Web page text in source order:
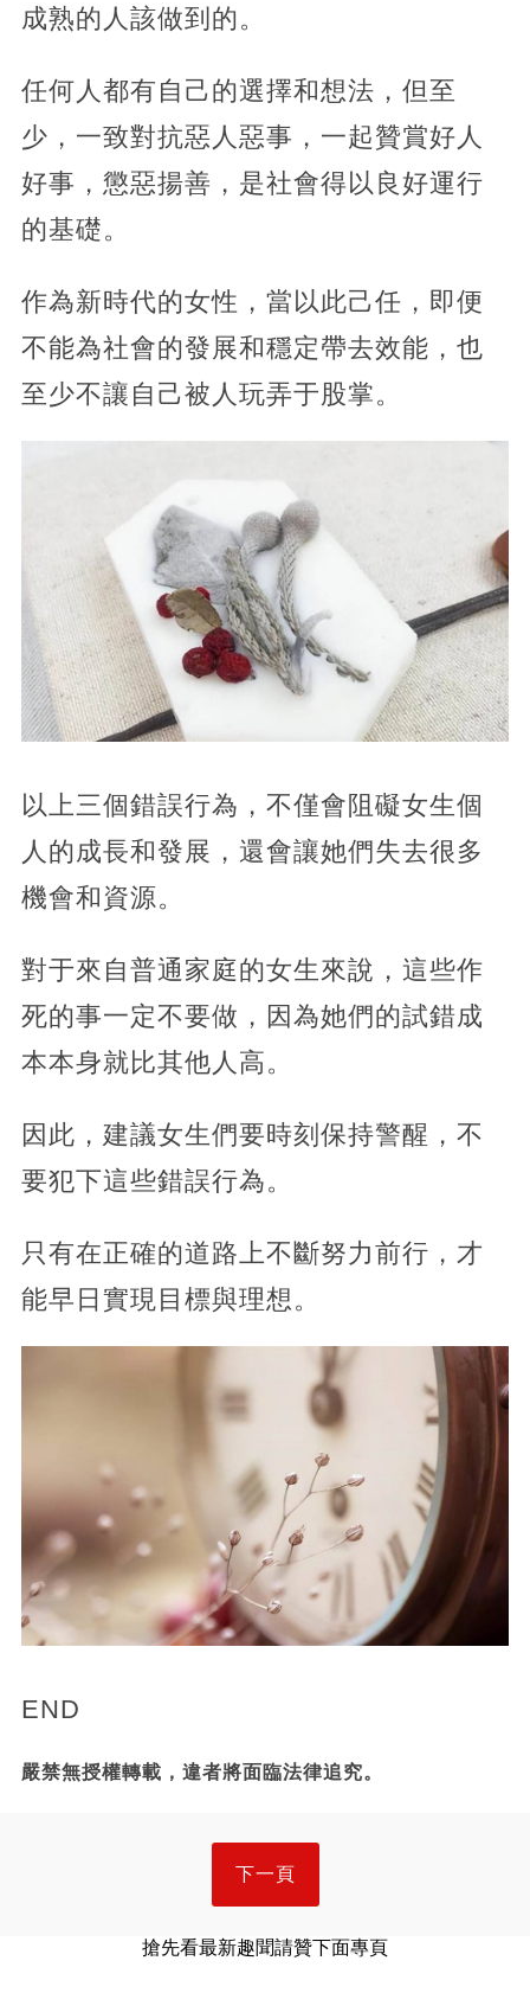
成熟的人該做到的。
任何人都有自己的選擇和想法，但至
少，一致對抗惡人惡事，一起贊賞好人
好事，懲惡揚善，是社會得以良好運行
的基礎。
作為新時代的女性，當以此己任，即便
不能為社會的發展和穩定帶去效能，也
至少不讓自己被人玩弄于股掌。
以上三個錯誤行為，不僅會阻礙女生個
人的成長和發展，還會讓她們失去很多
機會和資源。
對于來自普通家庭的女生來說，這些作
死的事一定不要做，因為她們的試錯成
本本身就比其他人高。
因此，建議女生們要時刻保持警醒，不
要犯下這些錯誤行為。
只有在正確的道路上不斷努力前行，才
能早日實現目標與理想。
END
嚴禁無授權轉載，違者將面臨法律追究。
下一頁
搶先看最新趣聞請贊下面專頁